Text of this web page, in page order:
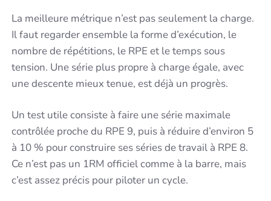
La meilleure métrique n’est pas seulement la charge.
Il faut regarder ensemble la forme d’exécution, le
nombre de répétitions, le RPE et le temps sous
tension. Une série plus propre à charge égale, avec
une descente mieux tenue, est déjà un progrès.
Un test utile consiste à faire une série maximale
contrôlée proche du RPE 9, puis à réduire d’environ 5
à 10 % pour construire ses séries de travail à RPE 8.
Ce n’est pas un 1RM officiel comme à la barre, mais
c’est assez précis pour piloter un cycle.